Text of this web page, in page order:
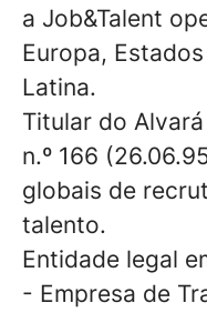
a Job&Talent
Europa,
Latina.
Titular do
n.º 166
globais de
talento.
Entidade legal
- Empresa de